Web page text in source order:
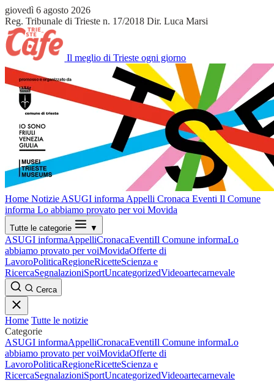
giovedì 6 agosto 2026
Reg. Tribunale di Trieste n. 17/2018 Dir. Luca Marsi
Il meglio di Trieste ogni giorno
Home Notizie ASUGI informa Appelli Cronaca Eventi Il Comune
informa Lo abbiamo provato per voi Movida
Tutte le categorie ▼
ASUGI informaAppelliCronacaEventiIl Comune informaLo
abbiamo provato per voiMovidaOfferte di
LavoroPoliticaRegioneRicetteScienza e
RicercaSegnalazioniSportUncategorizedVideoartecarnevale
Cerca
Home Tutte le notizie
Categorie
ASUGI informaAppelliCronacaEventiIl Comune informaLo
abbiamo provato per voiMovidaOfferte di
LavoroPoliticaRegioneRicetteScienza e
RicercaSegnalazioniSportUncategorizedVideoartecarnevale